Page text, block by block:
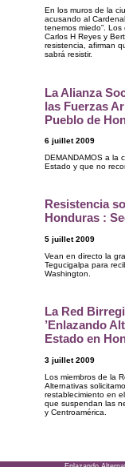
En los muros de la
acusando al
tenemos miedo”.
Carlos H Reyes y
resistencia, afirman
sabrá resistir.
La Alianza
las Fuerzas
Pueblo de
6 juillet 2009
DEMANDAMOS a la
Estado y que no
Resistencia
Honduras :
5 juillet 2009
Vean en directo la
Tegucigalpa para
Washington.
La Red
’Enlazando
Estado en
3 juillet 2009
Los miembros de la
Alternativas
restablecimiento en
que suspendan las
y Centroamérica.